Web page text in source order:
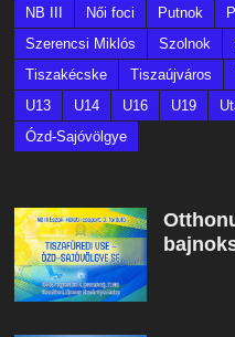
NB III
Női foci Putnok
Szerencsi Miklós
Szolnok
Tiszakécske
Tiszaújváros
U13
U14 U16 U19
Ózd-Sajóvölgye